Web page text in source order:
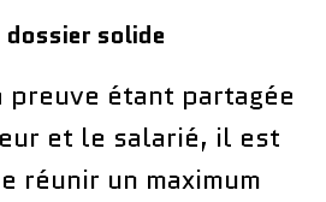
solide
preuve étant partagée
et le salarié, il est
réunir un maximum